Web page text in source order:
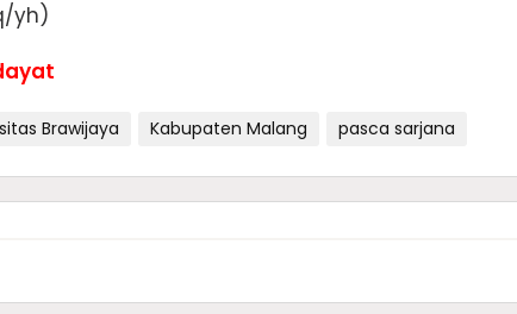
yh)
Brawijaya Kabupaten Malang pasca sarjana